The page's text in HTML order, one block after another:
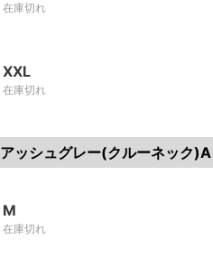
在庫切れ
XXL
在庫切れ
アッシュグレー(クルーネック)A
M
在庫切れ